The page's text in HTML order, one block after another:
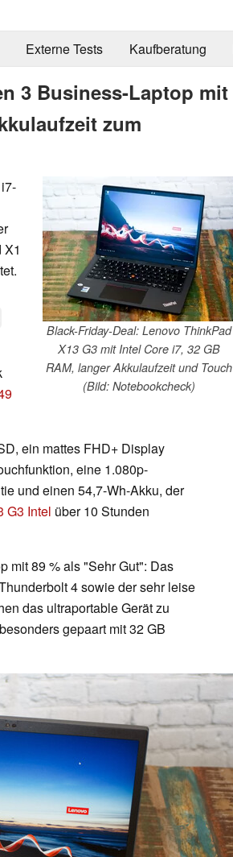
Externe Tests Kaufberatung
3 Business-Laptop mit
zum
Black-Friday-Deal: Lenovo ThinkPad
X13 G3 mit Intel Core i7, 32 GB
RAM, langer Akkulaufzeit und Touch
(Bild: Notebookcheck)
ein mattes FHD+ Display
eine 1.080p-
und einen 54,7-Wh-Akku, der
G3 Intel über 10 Stunden
mit 89 % als "Sehr Gut": Das
4 sowie der sehr leise
das ultraportable Gerät zu
gepaart mit 32 GB